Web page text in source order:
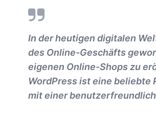
In der heutigen digitalen
des Online-Geschäfts
eigenen Online-Shops zu
WordPress ist eine beliebte
mit einer